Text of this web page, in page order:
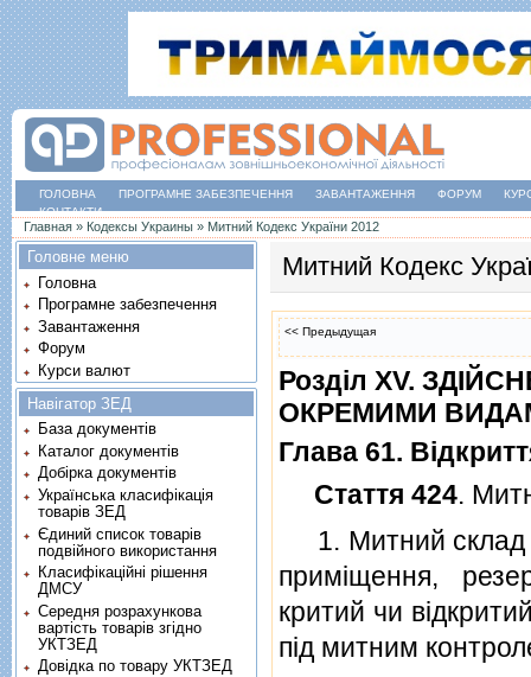
ГОЛОВНА ПРОГРАМНЕ ЗАБЕЗПЕЧЕННЯ ЗАВАНТАЖЕННЯ ФОРУМ
КОНТАКТИ
Ви є тут
Главная » Кодексы Украины » Митний Кодекс України 2012
Митний Кодекс
<< Предыдущая
Роздiл XV.
ОКРЕМИМИ
Глава 61.
Стаття 424.
1. Митний склад
примiщення,
критий чи
пiд митним
Головне меню
Головна
Програмне забезпечення
Завантаження
Форум
Курси валют
Навігатор ЗЕД
База документів
Каталог документів
Добірка документів
Українська класифікація
товарів ЗЕД
Єдиний список товарів
подвійного використання
Класифікаційні рішення
ДМСУ
Середня розрахункова
вартість товарів згідно
УКТЗЕД
Довідка по товару УКТЗЕД